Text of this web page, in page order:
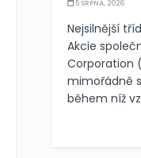
5 SRPNA, 2026
Nejsilnější
Akcie
Corporation
mimořádně
během níž